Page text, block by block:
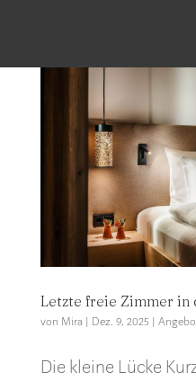
Letzte freie Zimmer in
von Mira | Dez. 9, 2025 |
Die kleine Lücke